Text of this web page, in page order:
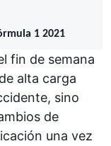
1 2021
fin de semana
alta carga
sino
de
una vez